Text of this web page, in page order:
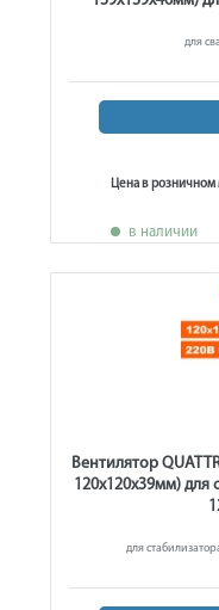
для
Цена в розничном
в наличии
Вентилятор
120х120х39мм) для
для